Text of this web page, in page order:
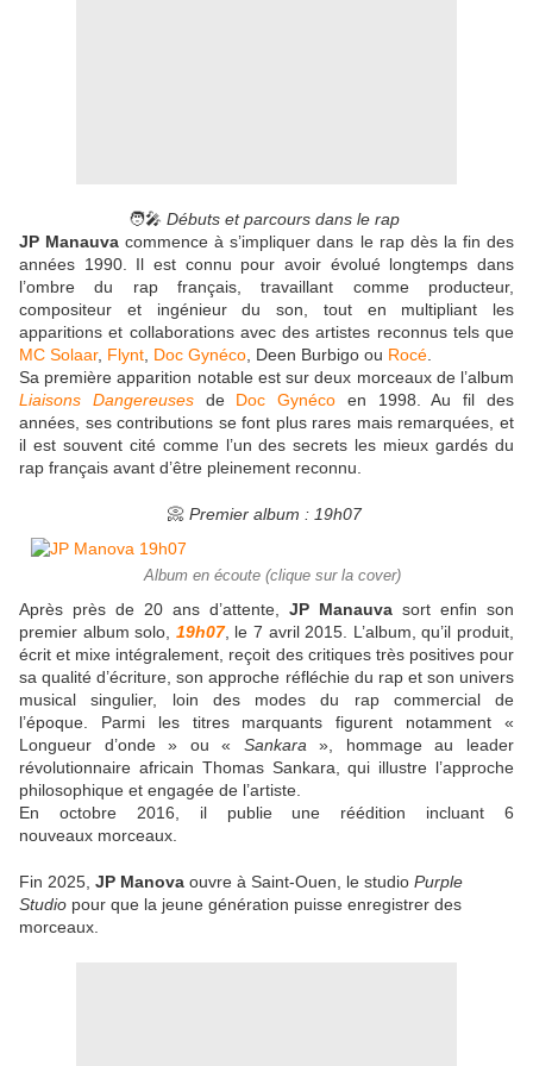
🧑‍🎤 Débuts et parcours dans le rap
JP Manauva commence à s’impliquer dans le rap dès la fin des
années 1990. Il est connu pour avoir évolué longtemps dans
l’ombre du rap français, travaillant comme producteur,
compositeur et ingénieur du son, tout en multipliant les
apparitions et collaborations avec des artistes reconnus tels que
MC Solaar, Flynt Doc Gynéco , Deen Burbigo ou Rocé
Sa première apparition notable est sur deux morceaux de l’album
Liaisons Dangereusesde Doc Gynéco en 1998. Au fil des
années, ses contributions se font plus rares mais remarquées, et
il est souvent cité comme l’un des secrets les mieux gardés du
rap français avant d’être pleinement reconnu.
📀 Premier album : 19h07
Album en écoute (clique sur la cover)
Après près de 20 ans d’attente, JP Manauva sort enfin son
premier album solo, 19h07, le 7 avril 2015. L’album, qu’il produit,
écrit et mixe intégralement, reçoit des critiques très positives pour
sa qualité d’écriture, son approche réfléchie du rap et son univers
musical singulier, loin des modes du rap commercial de
l’époque. Parmi les titres marquants figurent notamment «
Longueur d’onde » ou « Sankara », hommage au leader
révolutionnaire africain Thomas Sankara, qui illustre l’approche
philosophique et engagée de l’artiste.
En octobre 2016, il publie une réédition incluant 6
nouveaux morceaux.
Fin 2025, JP Manova ouvre à Saint-Ouen, le studio Purple
Studio pour que la jeune génération puisse enregistrer des
morceaux.